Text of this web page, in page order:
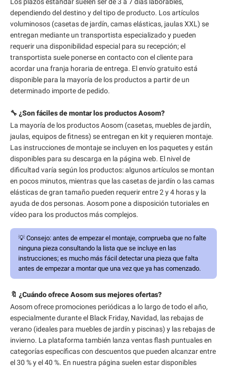
dependiendo del destino y del tipo de producto. Los artículos
voluminosos (casetas de jardín, camas elásticas, jaulas XXL) se
entregan mediante un transportista especializado y pueden
requerir una disponibilidad especial para su recepción; el
transportista suele ponerse en contacto con el cliente para
acordar una franja horaria de entrega. El envío gratuito está
disponible para la mayoría de los productos a partir de un
determinado importe de pedido.
🔧 ¿Son fáciles de montar los productos Aosom?
La mayoría de los productos Aosom (casetas, muebles de jardín,
jaulas, equipos de fitness) se entregan en kit y requieren montaje.
Las instrucciones de montaje se incluyen en los paquetes y están
disponibles para su descarga en la página web. El nivel de
dificultad varía según los productos: algunos artículos se montan
en pocos minutos, mientras que las casetas de jardín o las camas
elásticas de gran tamaño pueden requerir entre 2 y 4 horas y la
ayuda de dos personas. Aosom pone a disposición tutoriales en
vídeo para los productos más complejos.
💡 Consejo: antes de empezar el montaje, comprueba que no falte
ninguna pieza consultando la lista que se incluye en las
instrucciones; es mucho más fácil detectar una pieza que falta
antes de empezar a montar que una vez que ya has comenzado.
🔖 ¿Cuándo ofrece Aosom sus mejores ofertas?
Aosom ofrece promociones periódicas a lo largo de todo el año,
especialmente durante el Black Friday, Navidad, las rebajas de
verano (ideales para muebles de jardín y piscinas) y las rebajas de
invierno. La plataforma también lanza ventas flash puntuales en
categorías específicas con descuentos que pueden alcanzar entre
el 30 % y el 40 %. En nuestra página suelen estar disponibles